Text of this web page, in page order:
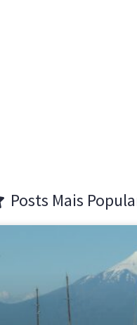
Posts Mais